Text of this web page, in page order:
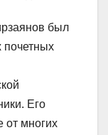
был
почетных
Его
от многих